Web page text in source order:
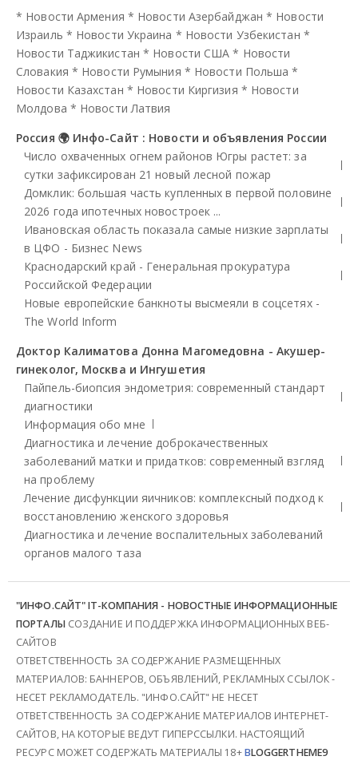
* Новости Армения * Новости Азербайджан * Новости
Израиль * Новости Украина * Новости Узбекистан *
Новости Таджикистан * Новости США * Новости
Словакия * Новости Румыния * Новости Польша *
Новости Казахстан * Новости Киргизия * Новости
Молдова * Новости Латвия
Россия 🌍 Инфо-Сайт : Новости и объявления России
Число охваченных огнем районов Югры растет: за
сутки зафиксирован 21 новый лесной пожар
Домклик: большая часть купленных в первой половине
2026 года ипотечных новостроек ...
Ивановская область показала самые низкие зарплаты
в ЦФО - Бизнес News
Краснодарский край - Генеральная прокуратура
Российской Федерации
Новые европейские банкноты высмеяли в соцсетях -
The World Inform
Доктор Калиматова Донна Магомедовна - Акушер-
гинеколог, Москва и Ингушетия
Пайпель-биопсия эндометрия: современный стандарт
диагностики
Информация обо мне
Диагностика и лечение доброкачественных
заболеваний матки и придатков: современный взгляд
на проблему
Лечение дисфункции яичников: комплексный подход к
восстановлению женского здоровья
Диагностика и лечение воспалительных заболеваний
органов малого таза
"ИНФО.САЙТ" IT-КОМПАНИЯ - НОВОСТНЫЕ ИНФОРМАЦИОННЫЕ
ПОРТАЛЫСОЗДАНИЕ И ПОДДЕРЖКА ИНФОРМАЦИОННЫХ ВЕБ-
САЙТОВ
ОТВЕТСТВЕННОСТЬ ЗА СОДЕРЖАНИЕ РАЗМЕЩЕННЫХ
МАТЕРИАЛОВ: БАННЕРОВ, ОБЪЯВЛЕНИЙ, РЕКЛАМНЫХ ССЫЛОК -
НЕСЕТ РЕКЛАМОДАТЕЛЬ. "ИНФО.САЙТ" НЕ НЕСЕТ
ОТВЕТСТВЕННОСТЬ ЗА СОДЕРЖАНИЕ МАТЕРИАЛОВ ИНТЕРНЕТ-
САЙТОВ, НА КОТОРЫЕ ВЕДУТ ГИПЕРССЫЛКИ. НАСТОЯЩИЙ
РЕСУРС МОЖЕТ СОДЕРЖАТЬ МАТЕРИАЛЫ 18+BLOGGERTHEME9